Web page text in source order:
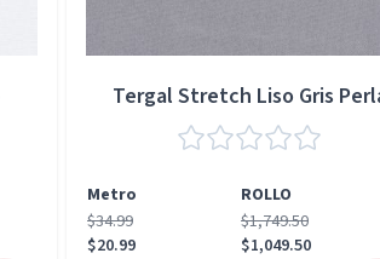
Tergal Stretch Liso Gris
Metro
ROLLO
$34.99
$20.99
$1,749.50
$1,049.50